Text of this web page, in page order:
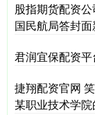
股指期货配资
国民航局答封面
君润宜保配资
捷翔配资官网
某职业技术学